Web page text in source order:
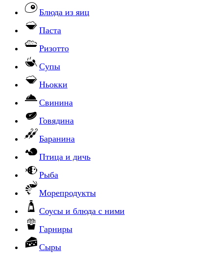
Блюда из яиц
Паста
Ризотто
Супы
Ньокки
Свинина
Говядина
Баранина
Птица и дичь
Рыба
Морепродукты
Соусы и блюда с ними
Гарниры
Сыры